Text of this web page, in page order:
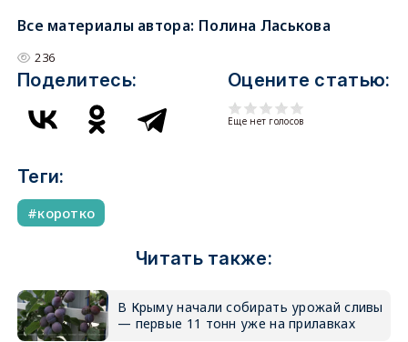
Все материалы автора: Полина Ласькова
236
Поделитесь: Оцените статью:
Еще нет голосов
Теги:
коротко
Читать также:
В Крыму начали собирать урожай сливы
— первые 11 тонн уже на прилавках